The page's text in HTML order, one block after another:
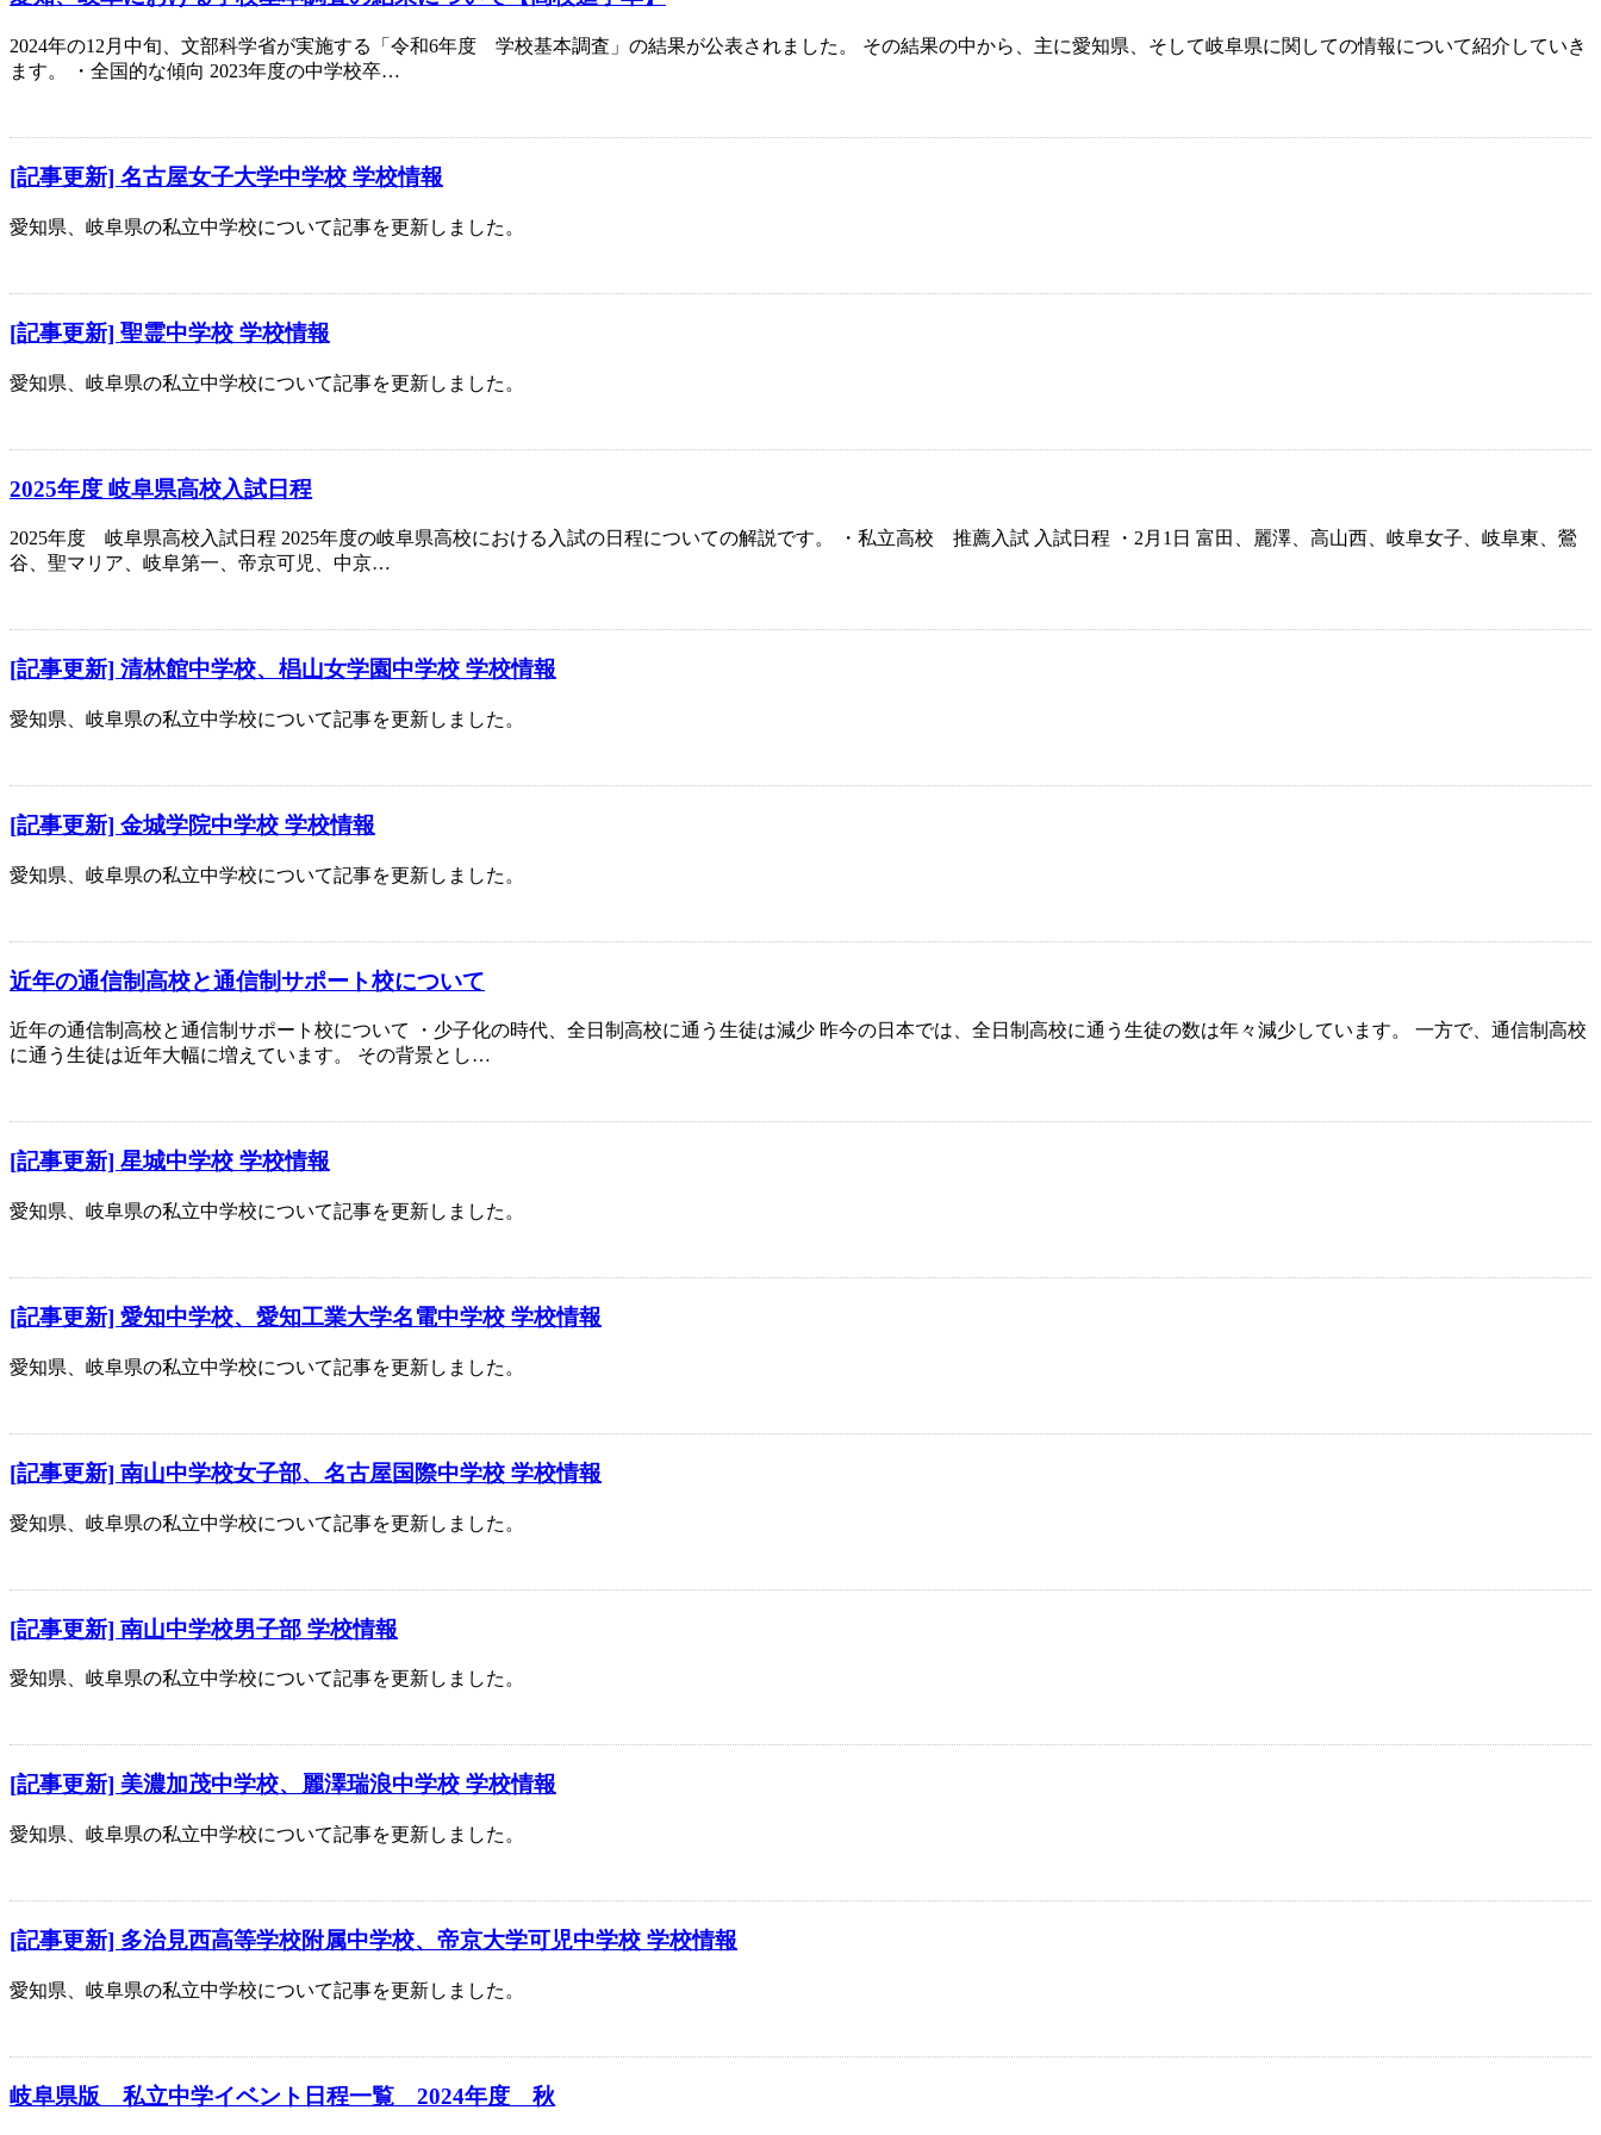
2024年の12月中旬、文部科学省が実施する「令和6年度 学校基本調査」の結果が公表されました。 その結果の中から、主に愛知県、そして岐阜県に関しての情報について紹介していき
ます。 ・全国的な傾向 2023年度の中学校卒…
[記事更新] 名古屋女子大学中学校 学校情報
愛知県、岐阜県の私立中学校について記事を更新しました。
[記事更新] 聖霊中学校 学校情報
愛知県、岐阜県の私立中学校について記事を更新しました。
2025年度 岐阜県高校入試日程
2025年度 岐阜県高校入試日程 2025年度の岐阜県高校における入試の日程についての解説です。 ・私立高校 推薦入試 入試日程 ・2月1日 富田、麗澤、高山西、岐阜女子、岐阜東、鶯
谷、聖マリア、岐阜第一、帝京可児、中京…
[記事更新] 清林館中学校、椙山女学園中学校 学校情報
愛知県、岐阜県の私立中学校について記事を更新しました。
[記事更新] 金城学院中学校 学校情報
愛知県、岐阜県の私立中学校について記事を更新しました。
近年の通信制高校と通信制サポート校について
近年の通信制高校と通信制サポート校について ・少子化の時代、全日制高校に通う生徒は減少 昨今の日本では、全日制高校に通う生徒の数は年々減少しています。 一方で、通信制高校
に通う生徒は近年大幅に増えています。 その背景とし…
[記事更新] 星城中学校 学校情報
愛知県、岐阜県の私立中学校について記事を更新しました。
[記事更新] 愛知中学校、愛知工業大学名電中学校 学校情報
愛知県、岐阜県の私立中学校について記事を更新しました。
[記事更新] 南山中学校女子部、名古屋国際中学校 学校情報
愛知県、岐阜県の私立中学校について記事を更新しました。
[記事更新] 南山中学校男子部 学校情報
愛知県、岐阜県の私立中学校について記事を更新しました。
[記事更新] 美濃加茂中学校、麗澤瑞浪中学校 学校情報
愛知県、岐阜県の私立中学校について記事を更新しました。
[記事更新] 多治見西高等学校附属中学校、帝京大学可児中学校 学校情報
愛知県、岐阜県の私立中学校について記事を更新しました。
岐阜県版 私立中学イベント日程一覧 2024年度 秋